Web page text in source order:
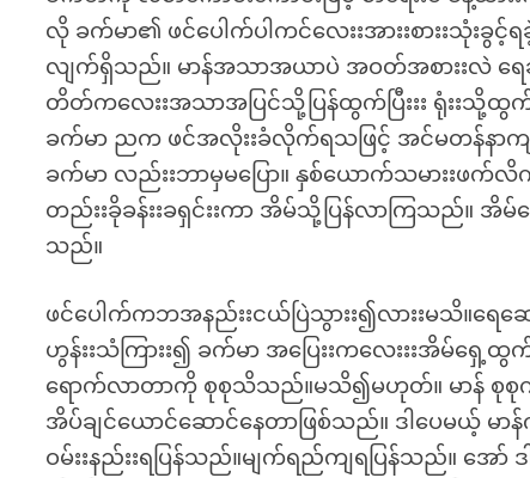
လို ခက်မာ၏ ဖင်ပေါက်ပါကင်လေးးအားးစားးသုံး
လျက်ရှိသည်။ မာန်အသာအယာပဲ အဝတ်အစားးလဲ ရေချို
တိတ်ကလေးးအသာအပြင်သို့ပြန်ထွက်ပြီးးး ရုံးးသို့ထွ
ခက်မာ ညက ဖင်အလိုးးခံလိုက်ရသဖြင့် အင်မတန်နာက
ခက်မာ လည်းးဘာမှမပြော။ နှစ်ယောက်သမားးဖက်
တည်းးခိုခန်းးခရှင်းးကာ အိမ်သို့ပြန်လာကြသည်။ အိမ်ရေ
သည်။
ဖင်ပေါက်ကဘအနည်းးငယ်ပြဲသွားး၍လားးမသိ။ရေ
ဟွန်းးသံကြားး၍ ခက်မာ အပြေးးကလေးးးအိမ်ရှ
ရောက်လာတာကို စုစုသိသည်။မသိ၍မဟုတ်။ မာန် စုစုကို အန
အိပ်ချင်ယောင်ဆောင်နေတာဖြစ်သည်။ ဒါပေမယ့်
ဝမ်းးနည်းးရပြန်သည်။မျက်ရည်ကျရပြန်သည်။ အော် ဒ